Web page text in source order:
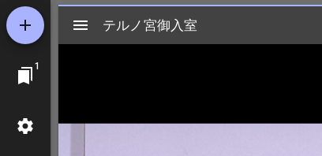
1
Mirador
ビ
テルノ宮御入室
テルノ宮御入室